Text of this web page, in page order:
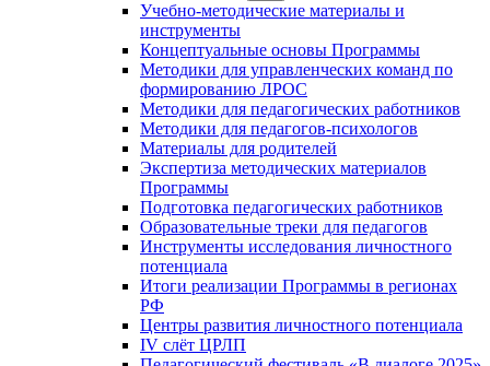
Учебно-методические материалы и
инструменты
Концептуальные основы Программы
Методики для управленческих команд по
формированию ЛРОС
Методики для педагогических работников
Методики для педагогов-психологов
Материалы для родителей
Экспертиза методических материалов
Программы
Подготовка педагогических работников
Образовательные треки для педагогов
Инструменты исследования личностного
потенциала
Итоги реализации Программы в регионах
РФ
Центры развития личностного потенциала
IV слёт ЦРЛП